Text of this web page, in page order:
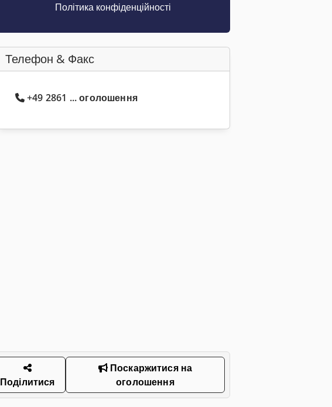
Політика конфіденційності
Телефон & Факс
+49 2861 ... оголошення
Поділитися
Поскаржитися на
оголошення